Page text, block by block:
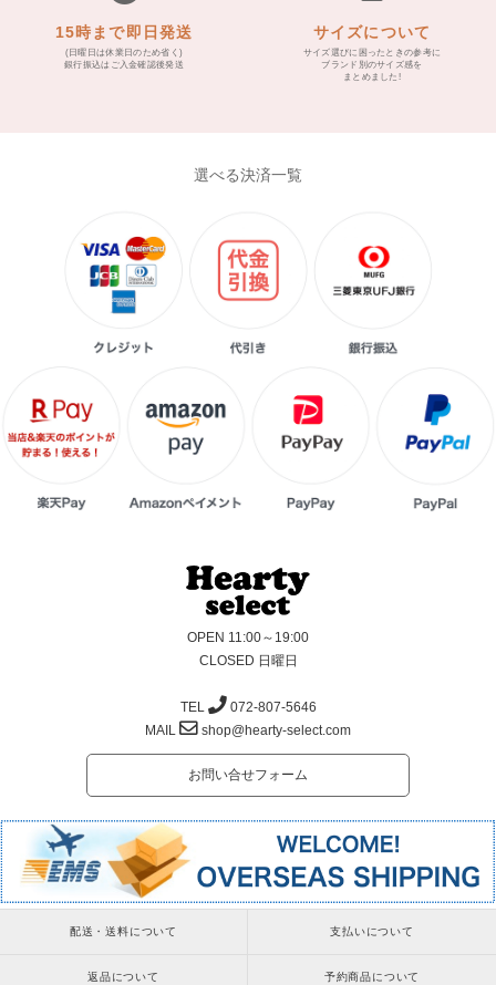
15時まで即日発送
(日曜日は休業日のため省く)
銀行振込はご入金確認後発送
サイズについて
サイズ選びに困ったときの参考に
ブランド別のサイズ感を
まとめました!
選べる決済一覧
OPEN 11:00～19:00
CLOSED 日曜日
TEL
072-807-5646
MAIL
shop@hearty-select.com
お問い合せフォーム
配送・送料について 支払いについて
返品について 予約商品について